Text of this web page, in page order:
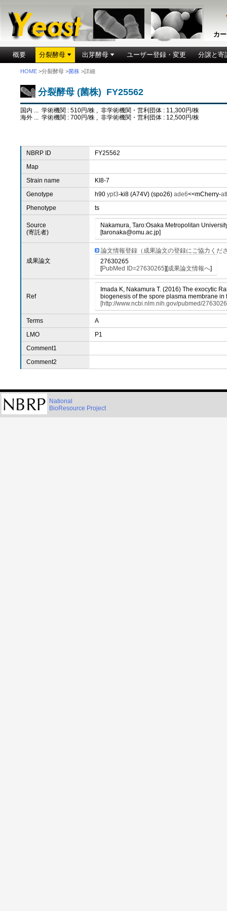
カ
概要 分裂酵母 出芽酵母 ユーザー登録・変更 分譲と寄
HOME >分裂酵母 >菌株 >詳細
分裂酵母 (菌株) FY25562
国内 ... 学術機関 : 510円/株 , 非学術機関・営利団体 : 11,300円/株
海外 ... 学術機関 : 700円/株 , 非学術機関・営利団体 : 12,500円/株
NBRP ID
FY25562
Map
Strain name
KI8-7
Genotype
h90 ypt3-ki8 (A74V) (spo26) ade6<<mCherry-
Phenotype
ts
Source
(寄託者)
Nakamura, Taro:Osaka Metropolitan
[taronaka@omu.ac.jp]
成果論文
論文情報登録（成果論文の登録にご協力くだ
27630265
[PubMed ID=27630265][成果論文情報へ]
Ref
Imada K, Nakamura T. (2016) The exocytic
biogenesis of the spore plasma membrane
[http://www.ncbi.nlm.nih.gov/pubmed/
Terms
A
LMO
P1
Comment1
Comment2
National
BioResource Project